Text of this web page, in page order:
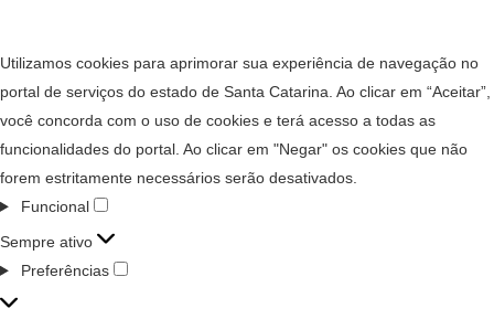
Utilizamos cookies para aprimorar sua experiência de navegação no
portal de serviços do estado de Santa Catarina. Ao clicar em “Aceitar”,
você concorda com o uso de cookies e terá acesso a todas as
funcionalidades do portal. Ao clicar em "Negar" os cookies que não
forem estritamente necessários serão desativados.
Funcional
Sempre ativo
Preferências